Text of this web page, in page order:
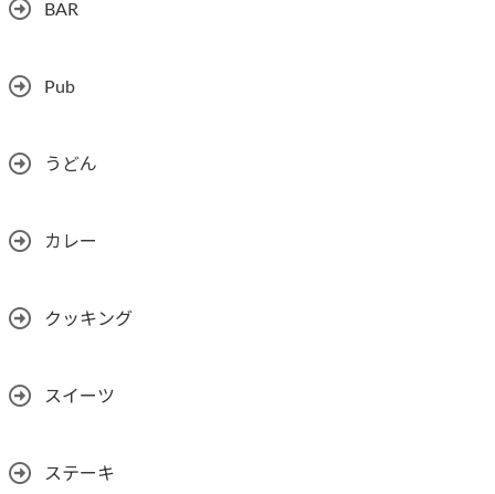
BAR
Pub
うどん
カレー
クッキング
スイーツ
ステーキ